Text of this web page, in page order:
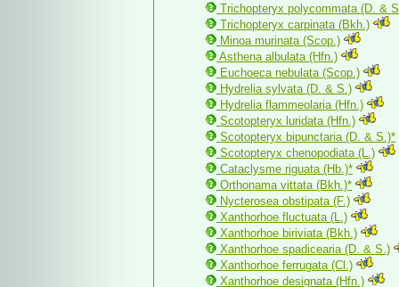
Trichopteryx polycommata (D. &
Trichopteryx carpinata (Bkh.)
Minoa murinata (Scop.)
Asthena albulata (Hfn.)
Euchoeca nebulata (Scop.)
Hydrelia sylvata (D. & S.)
Hydrelia flammeolaria (Hfn.)
Scotopteryx luridata (Hfn.)
Scotopteryx bipunctaria (D. & S.)*
Scotopteryx chenopodiata (L.)
Cataclysme riguata (Hb.)*
Orthonama vittata (Bkh.)*
Nycterosea obstipata (F.)
Xanthorhoe fluctuata (L.)
Xanthorhoe biriviata (Bkh.)
Xanthorhoe spadicearia (D. & S.)
Xanthorhoe ferrugata (Cl.)
Xanthorhoe designata (Hfn.)